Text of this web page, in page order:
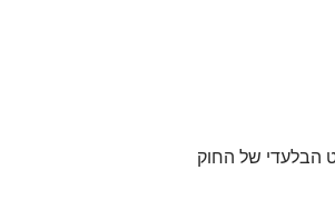
הבלעדי של החוק